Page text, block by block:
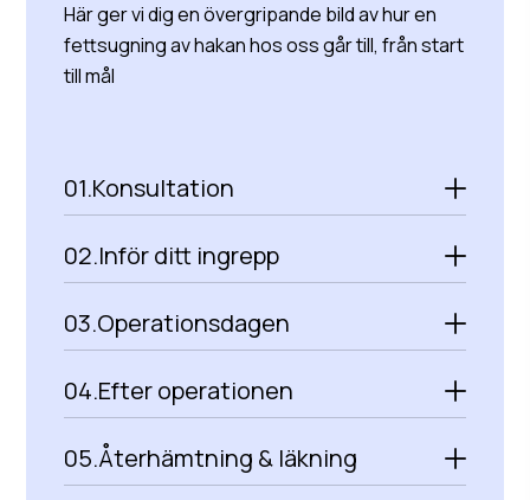
Här ger vi dig en övergripande bild av hur en
fettsugning av hakan hos oss går till, från start
till mål
01.Konsultation
02.Inför ditt ingrepp
03.Operationsdagen
04.Efter operationen
05.Återhämtning & läkning